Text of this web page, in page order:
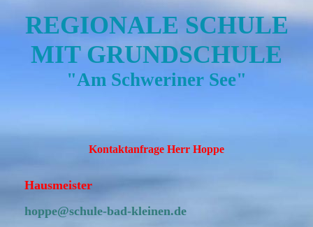
REGIONALE SCHULE
MIT GRUNDSCHULE
"Am Schweriner See"
Kontaktanfrage Herr Hoppe
Hausmeister
hoppe@schule-bad-kleinen.de